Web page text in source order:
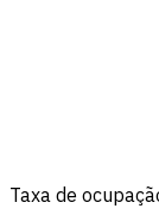
Taxa de